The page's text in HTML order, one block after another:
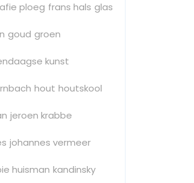
ploeg frans hals glas
goud groen
kunst
hout houtskool
jeroen krabbe
johannes vermeer
huisman kandinsky